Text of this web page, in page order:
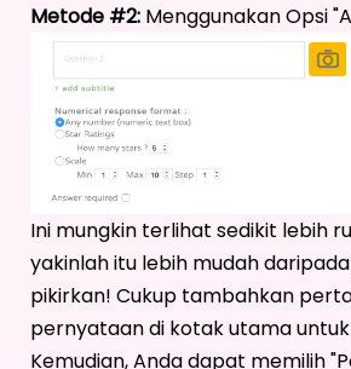
Metode #2: Menggunakan Opsi
Ini mungkin terlihat sedikit lebih
yakinlah itu lebih mudah
pikirkan! Cukup tambahkan
pernyataan di kotak utama
Kemudian, Anda dapat memilih